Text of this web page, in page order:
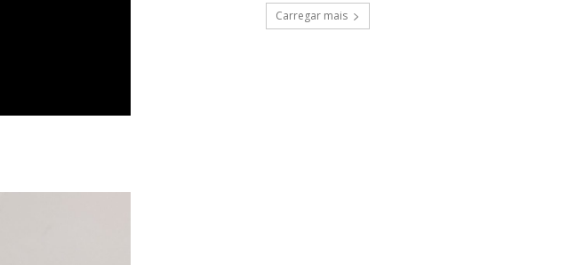
Carregar mais